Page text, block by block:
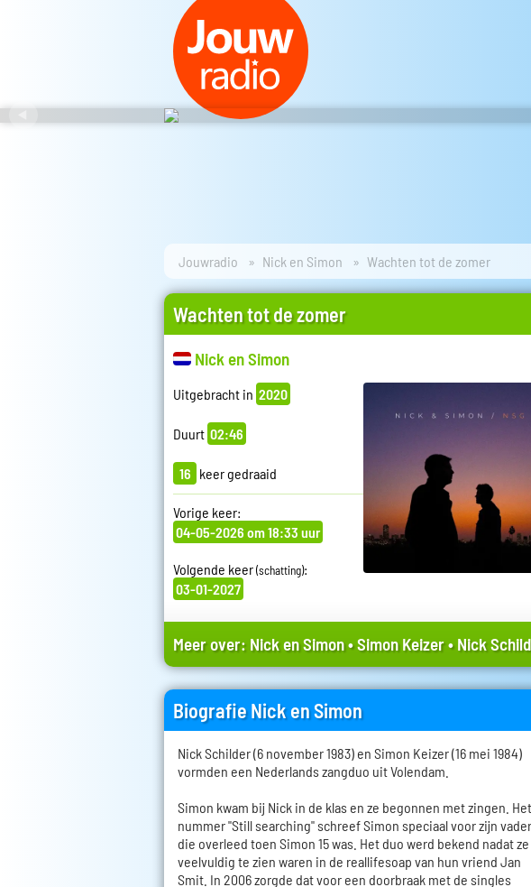
Jouwradio Nick en Simon Wachten tot de zomer
Wachten tot de zomer
Nick en Simon
Uitgebracht in 2020
Duurt 02:46
16 keer gedraaid
Vorige keer:
04-05-2026 om 18:33 uur
Volgende keer(schatting):
03-01-2027
Meer over: Nick en Simon•Simon Keizer•Nick
Biografie Nick en Simon
Nick Schilder (6 november 1983) en Simon Keizer (16 mei 1984)
vormden een Nederlands zangduo uit Volendam.
Simon kwam bij Nick in de klas en ze begonnen met zingen. Het
nummer "Still searching" schreef Simon speciaal voor zijn
die overleed toen Simon 15 was. Het duo werd bekend nadat ze
veelvuldig te zien waren in de reallifesoap van hun vriend Jan
Smit. In 2006 zorgde dat voor een doorbraak met de singles